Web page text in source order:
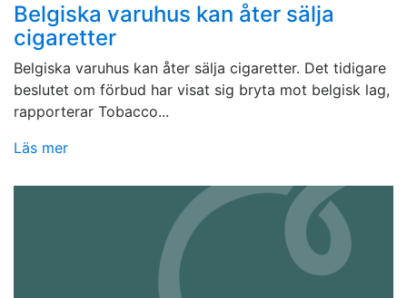
Belgiska varuhus kan åter sälja
cigaretter
Belgiska varuhus kan åter sälja cigaretter. Det tidigare
beslutet om förbud har visat sig bryta mot belgisk lag,
rapporterar Tobacco...
Läs mer